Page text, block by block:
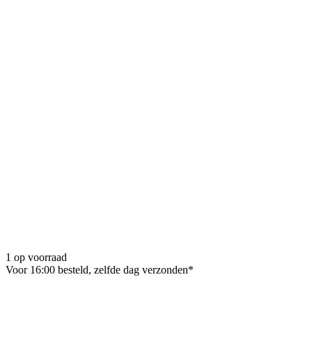
1 op voorraad
Voor 16:00 besteld, zelfde dag verzonden*